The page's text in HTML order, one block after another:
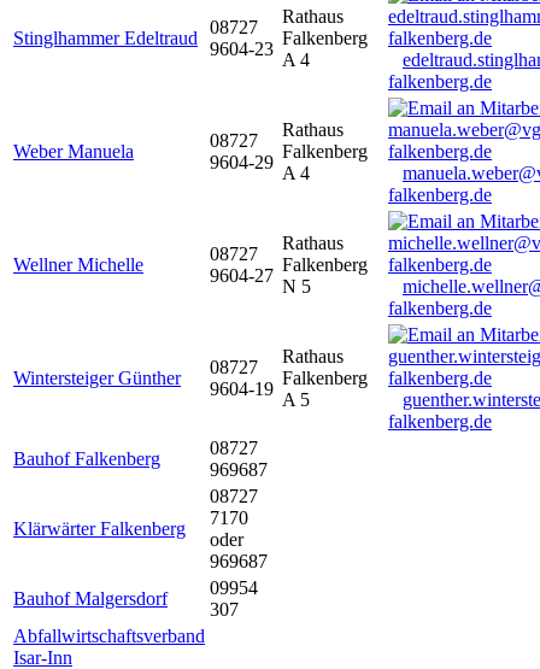
Stinglhammer Edeltraud
08727
9604-23
Rathaus
Falkenberg
A 4
falkenberg.de
Weber Manuela
08727
9604-29
Rathaus
Falkenberg
A 4
falkenberg.de
Wellner Michelle
08727
9604-27
Rathaus
Falkenberg
N 5
falkenberg.de
Wintersteiger Günther
08727
9604-19
Rathaus
Falkenberg
A 5
falkenberg.de
Bauhof Falkenberg
08727
969687
Klärwärter Falkenberg
08727
7170
oder
969687
Bauhof Malgersdorf
09954
307
Abfallwirtschaftsverband
Isar-Inn